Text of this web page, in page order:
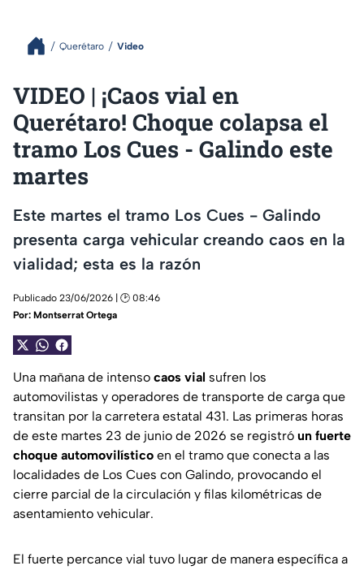
Querétaro Video
VIDEO | ¡Caos vial en
Querétaro! Choque colapsa el
tramo Los Cues - Galindo este
martes
Este martes el tramo Los Cues - Galindo
presenta carga vehicular creando caos en la
vialidad; esta es la razón
Publicado 23/06/2026 | 🕑 08:46
Por: Montserrat Ortega
Una mañana de intenso caos vial sufren los
automovilistas y operadores de transporte de carga que
transitan por la carretera estatal 431. Las primeras horas
de este martes 23 de junio de 2026 se registró un fuerte
choque automovilístico en el tramo que conecta a las
localidades de Los Cues con Galindo, provocando el
cierre parcial de la circulación y filas kilométricas de
asentamiento vehicular.
El fuerte percance vial tuvo lugar de manera específica a